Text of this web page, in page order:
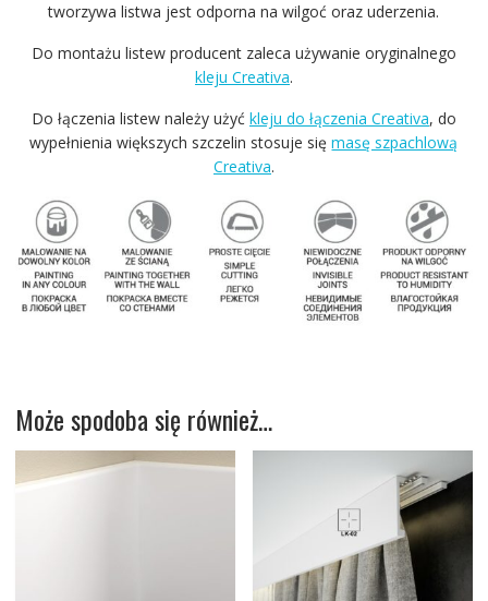
tworzywa listwa jest odporna na wilgoć oraz uderzenia.
Do montażu listew producent zaleca używanie oryginalnego
kleju Creativa.
Do łączenia listew należy użyć kleju do łączenia Creativa, do
wypełnienia większych szczelin stosuje sięmasę szpachlową
Creativa.
Może spodoba się również…